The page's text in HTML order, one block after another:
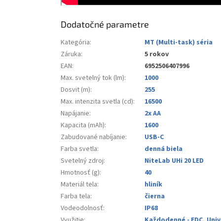
Dodatočné parametre
Kategória:
MT (Multi-task) séria
Záruka:
5 rokov
EAN:
6952506407996
Max. svetelný tok (lm):
1000
Dosvit (m):
255
Max. intenzita svetla (cd):
16500
Napájanie:
2x AA
Kapacita (mAh):
1600
Zabudované nabíjanie:
USB-C
Farba svetla:
denná biela
Svetelný zdroj:
NiteLab UHi 20 LED
Hmotnosť (g):
40
Materiál tela:
hliník
Farba tela:
čierna
Vodeodolnosť:
IP68